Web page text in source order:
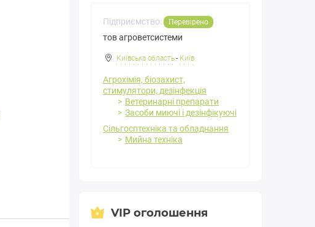
Підприємство: Перевірено
тов агроветсистеми
Київська область- Київ
Агрохімія, біозахист,
стимулятори, дезінфекція
Ветеринарні препарати
Засоби миючі і дезінфікуючі
Сільгосптехніка та обладнання
Мийна техніка
VIP оголошення